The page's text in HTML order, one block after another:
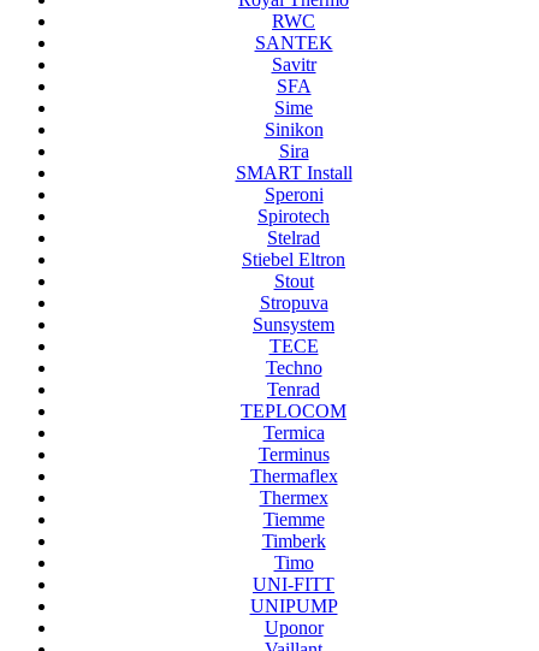
RWC
SANTEK
Savitr
SFA
Sime
Sinikon
Sira
SMART Install
Speroni
Spirotech
Stelrad
Stiebel Eltron
Stout
Stropuva
Sunsystem
TECE
Techno
Tenrad
TEPLOCOM
Termica
Terminus
Thermaflex
Thermex
Tiemme
Timberk
Timo
UNI-FITT
UNIPUMP
Uponor